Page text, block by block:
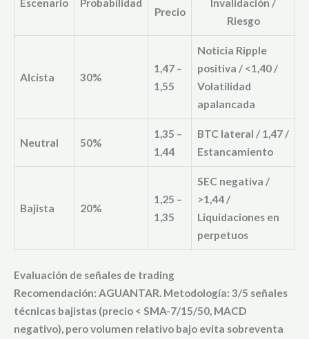
Escenario Probabilidad
Precio
Invalidación /
Riesgo
Alcista 30%
1,47 –
1,55
Noticia Ripple
positiva / <1,40 /
Volatilidad
apalancada
Neutral 50%
1,35 –
1,44
BTC lateral / 1,47 /
Estancamiento
Bajista 20%
1,25 –
1,35
SEC negativa /
>1,44 /
Liquidaciones en
perpetuos
Evaluación de señales de trading
Recomendación: AGUANTAR. Metodología: 3/5 señales
técnicas bajistas (precio < SMA-7/15/50, MACD
negativo), pero volumen relativo bajo evita sobreventa